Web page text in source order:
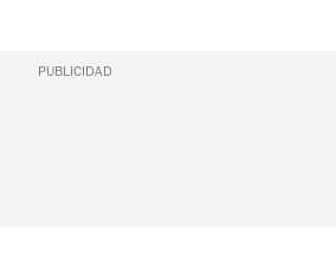
PUBLICIDAD